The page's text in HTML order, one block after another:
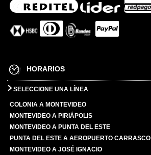
HORARIOS
SELECCIONE UNA LÍNEA
COLONIA A MONTEVIDEO
MONTEVIDEO A PIRIÁPOLIS
MONTEVIDEO A PUNTA DEL ESTE
PUNTA DEL ESTE A AEROPUERTO CARRASCO
MONTEVIDEO A JOSÉ IGNACIO